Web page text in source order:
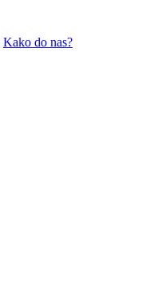
Kako do nas?